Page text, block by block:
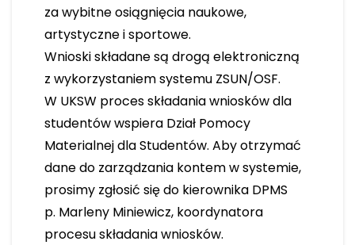
za wybitne osiągnięcia naukowe,
artystyczne i sportowe.
Wnioski składane są drogą elektroniczną
z wykorzystaniem systemu ZSUN/OSF.
W UKSW proces składania wniosków dla
studentów wspiera Dział Pomocy
Materialnej dla Studentów. Aby otrzymać
dane do zarządzania kontem w systemie,
prosimy zgłosić się do kierownika DPMS
p. Marleny Miniewicz, koordynatora
procesu składania wniosków.